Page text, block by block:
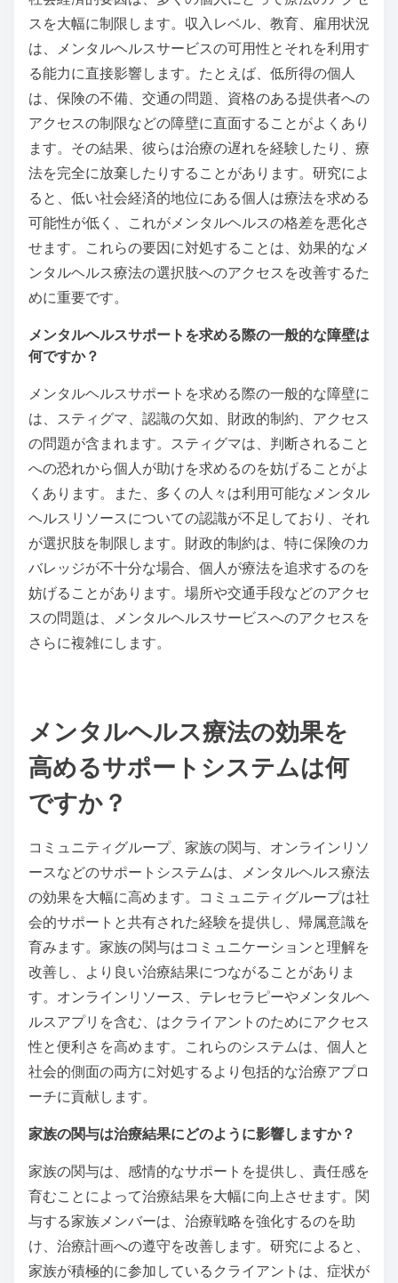
ることがあります。これらの問題に対処することは、
効果的なメンタルヘルスケアへのアクセスを改善する
ために重要です。
社会経済的要因は療法のアクセスにどのように影響し
ますか？
社会経済的要因は、多くの個人にとって療法のアクセ
スを大幅に制限します。収入レベル、教育、雇用状況
は、メンタルヘルスサービスの可用性とそれを利用す
る能力に直接影響します。たとえば、低所得の個人
は、保険の不備、交通の問題、資格のある提供者への
アクセスの制限などの障壁に直面することがよくあり
ます。その結果、彼らは治療の遅れを経験したり、療
法を完全に放棄したりすることがあります。研究によ
ると、低い社会経済的地位にある個人は療法を求める
可能性が低く、これがメンタルヘルスの格差を悪化さ
せます。これらの要因に対処することは、効果的なメ
ンタルヘルス療法の選択肢へのアクセスを改善するた
めに重要です。
メンタルヘルスサポートを求める際の一般的な障壁は
何ですか？
メンタルヘルスサポートを求める際の一般的な障壁に
は、スティグマ、認識の欠如、財政的制約、アクセス
の問題が含まれます。スティグマは、判断されること
への恐れから個人が助けを求めるのを妨げることがよ
くあります。また、多くの人々は利用可能なメンタル
バレッジが不十分な場合、個人が療法を追求するのを
妨げることがあります。場所や交通手段などのアクセ
スの問題は、メンタルヘルスサービスへのアクセスを
さらに複雑にします。
メンタルヘルス療法の効果を
高めるサポートシステムは何
ですか？
コミュニティグループ、家族の関与、オンラインリソ
ースなどのサポートシステムは、メンタルヘルス療法
の効果を大幅に高めます。コミュニティグループは社
会的サポートと共有された経験を提供し、帰属意識を
育みます。家族の関与はコミュニケーションと理解を